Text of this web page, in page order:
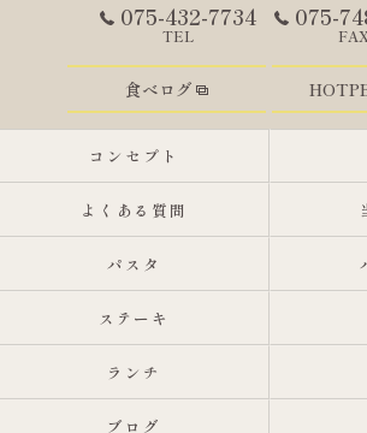
075-432-7734
TEL
075-
FAX
食べログ
コンセプト
よくある質問
パスタ
ステーキ
ランチ
ブログ